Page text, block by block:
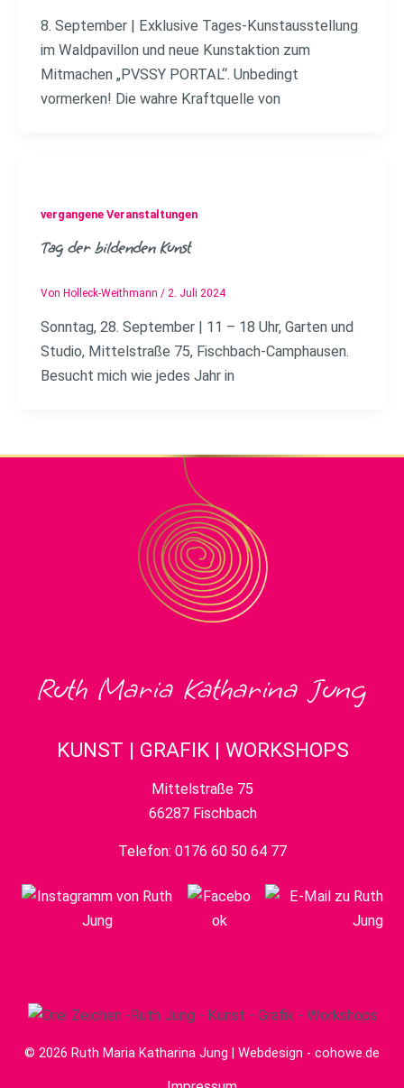
8. September | Exklusive Tages-Kunstausstellung
im Waldpavillon und neue Kunstaktion zum
Mitmachen „PVSSY PORTAL“. Unbedingt
vormerken! Die wahre Kraftquelle von
vergangene Veranstaltungen
Tag der bildenden Kunst
Von Holleck-Weithmann / 2. Juli 2024
Sonntag, 28. September | 11 – 18 Uhr, Garten und
Studio, Mittelstraße 75, Fischbach-Camphausen.
Besucht mich wie jedes Jahr in
Ruth Maria Katharina Jung
KUNST | GRAFIK | WORKSHOPS
Mittelstraße 75
66287 Fischbach
Telefon: 0176 60 50 64 77
© 2026 Ruth Maria Katharina Jung | Webdesign - cohowe.de